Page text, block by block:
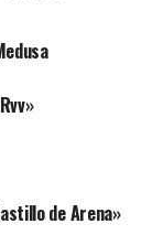
de Arena»